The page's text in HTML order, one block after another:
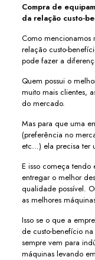
Compra de
da relação custo-
Como mencionamos
relação custo-
pode fazer a
Quem possui o
muito mais clientes,
do mercado.
Mas para que uma
(preferência no
etc…) ela precisa ter
E isso começa
entregar o melhor
qualidade possível.
as melhores
Isso se o que a
de custo-benefício
sempre vem para
máquinas levando